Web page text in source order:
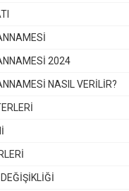
2024
NASIL VERILIR?